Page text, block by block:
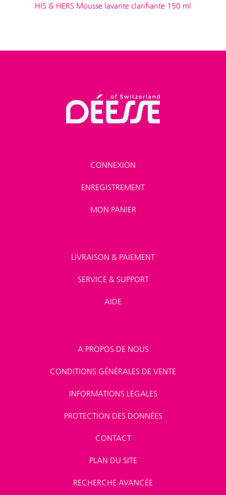
HIS & HERS Mousse lavante clarifiante 150 ml
CONNEXION
ENREGISTREMENT
MON PANIER
LIVRAISON & PAIEMENT
SERVICE & SUPPORT
AIDE
A PROPOS DE NOUS
CONDITIONS GÉNÉRALES DE VENTE
INFORMATIONS LÉGALES
PROTECTION DES DONNÉES
CONTACT
PLAN DU SITE
RECHERCHE AVANCÉE